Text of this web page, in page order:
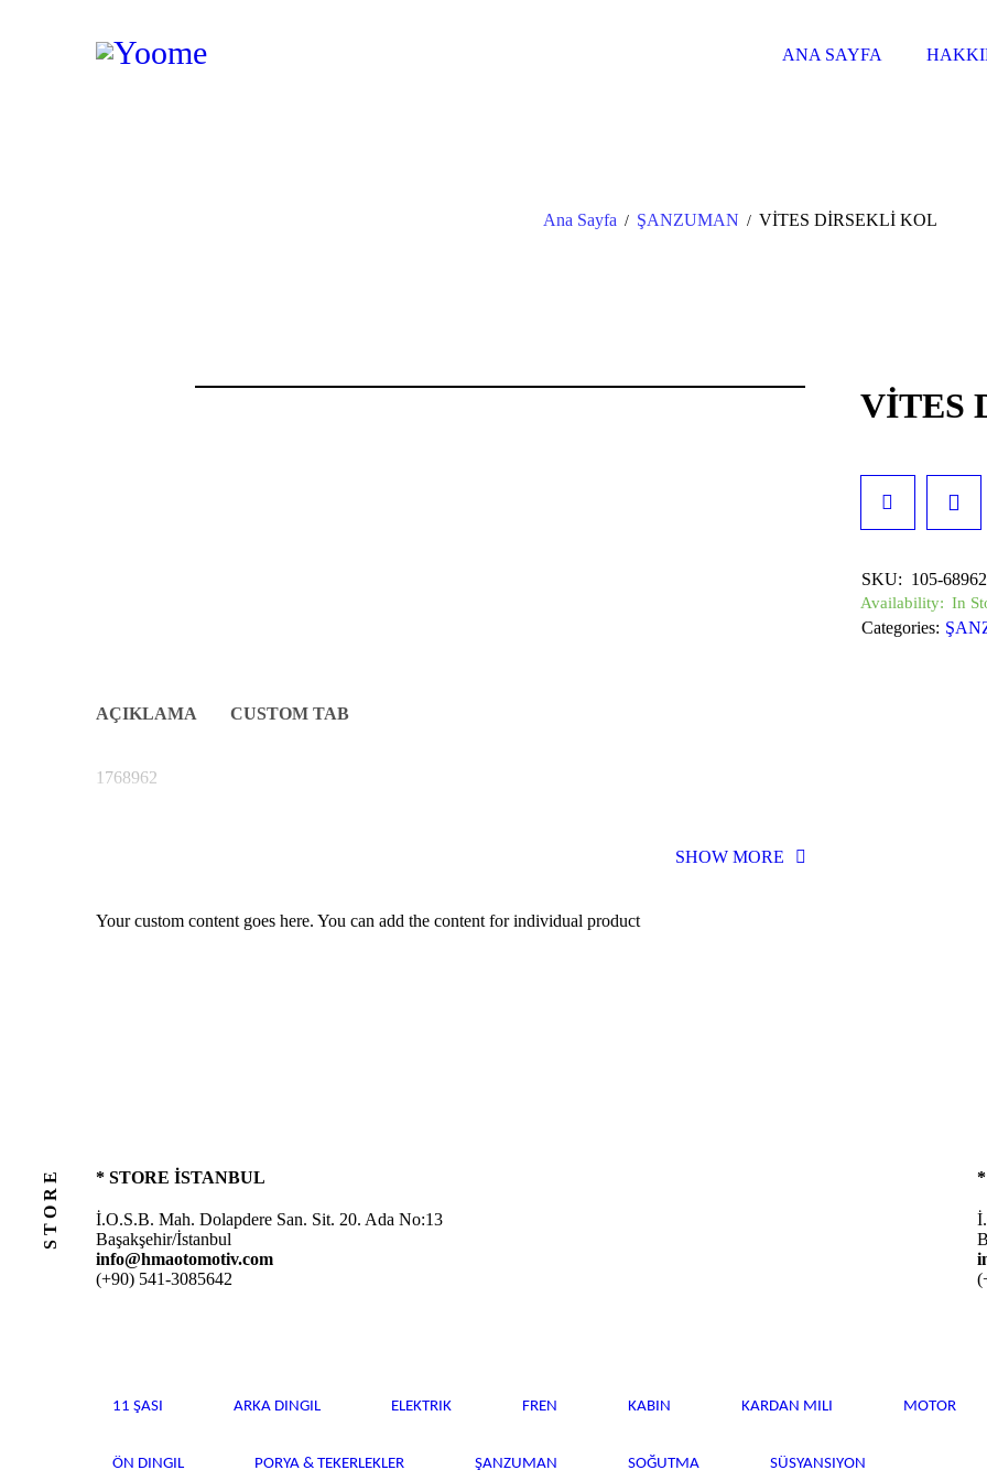
ANA SAYFA
Ana Sayfa / ŞANZUMAN / VİTES DİRSEKLİ KOL
VİTES
SKU: 105-68962
Availability: In
Categories:
AÇIKLAMA CUSTOM TAB
1768962
SHOW MORE
Your custom content goes here. You can add the content for individual product
STORE * STORE İSTANBUL
İ.O.S.B. Mah. Dolapdere San. Sit. 20. Ada No:13
Başakşehir/İstanbul
info@hmaotomotiv.com
(+90) 541-3085642
*
11 ŞASI ARKA DINGIL ELEKTRIK FREN KABIN KARDAN MILI MOTOR
ÖN DINGIL PORYA & TEKERLEKLER ŞANZUMAN SOĞUTMA SÜSYANSIYON